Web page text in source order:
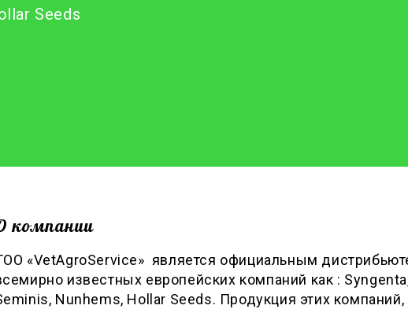
Seeds
компании
«VetAgroService» является официальным
известных европейских компаний как :
Nunhems, Hollar Seeds. Продукция этих компаний,